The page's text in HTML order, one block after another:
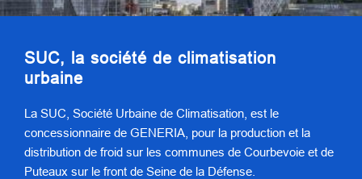
SUC, la société de climatisation
urbaine
La SUC, Société Urbaine de Climatisation, est le
concessionnaire de GENERIA, pour la production et la
distribution de froid sur les communes de Courbevoie et de
Puteaux sur le front de Seine de la Défense.